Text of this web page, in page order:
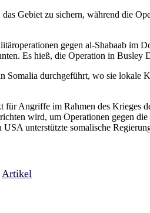
Gebiet zu sichern, während die
gegen al-Shabaab im
Es hieß, die Operation in Busley
durchgeführt, wo sie lokale
Angriffe im Rahmen des Krieges
wird, um Operationen gegen
unterstützte somalische
Artikel